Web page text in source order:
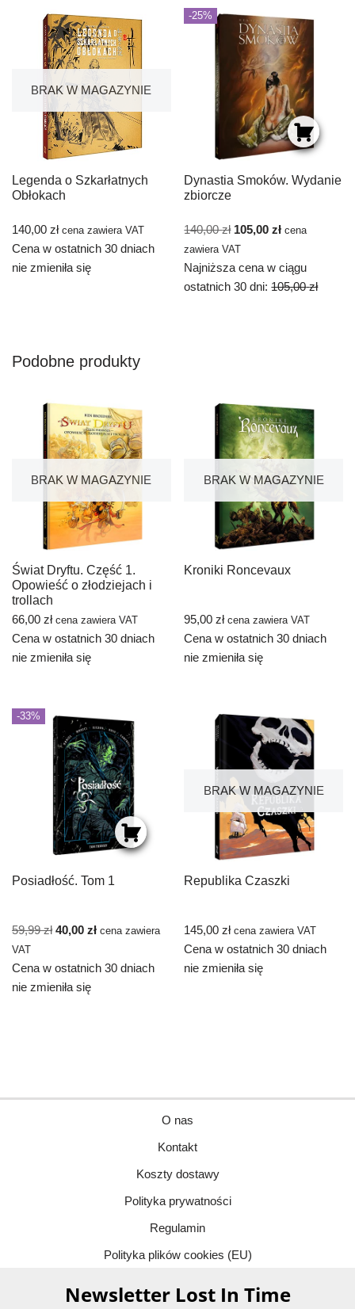
BRAK W MAGAZYNIE
Legenda o Szkarłatnych
Obłokach
140,00 zł cena zawiera VAT
Cena w ostatnich 30 dniach
nie zmieniła się
-25%
Dynastia Smoków. Wydanie
zbiorcze
140,00zł 105,00zł cena
zawiera VAT
Najniższa cena w ciągu
ostatnich 30 dni:105,00 zł
Podobne produkty
BRAK W MAGAZYNIE
Świat Dryftu. Część 1.
Opowieść o złodziejach i
trollach
66,00 zł cena zawiera VAT
Cena w ostatnich 30 dniach
nie zmieniła się
BRAK W MAGAZYNIE
Kroniki Roncevaux
95,00zł cena zawiera VAT
Cena w ostatnich 30 dniach
nie zmieniła się
-33%
Posiadłość. Tom 1
59,99zł 40,00 zł cena zawiera
VAT
Cena w ostatnich 30 dniach
nie zmieniła się
BRAK W MAGAZYNIE
Republika Czaszki
145,00zł cena zawiera VAT
Cena w ostatnich 30 dniach
nie zmieniła się
O nas
Kontakt
Koszty dostawy
Polityka prywatności
Regulamin
Polityka plików cookies (EU)
Newsletter Lost In Time